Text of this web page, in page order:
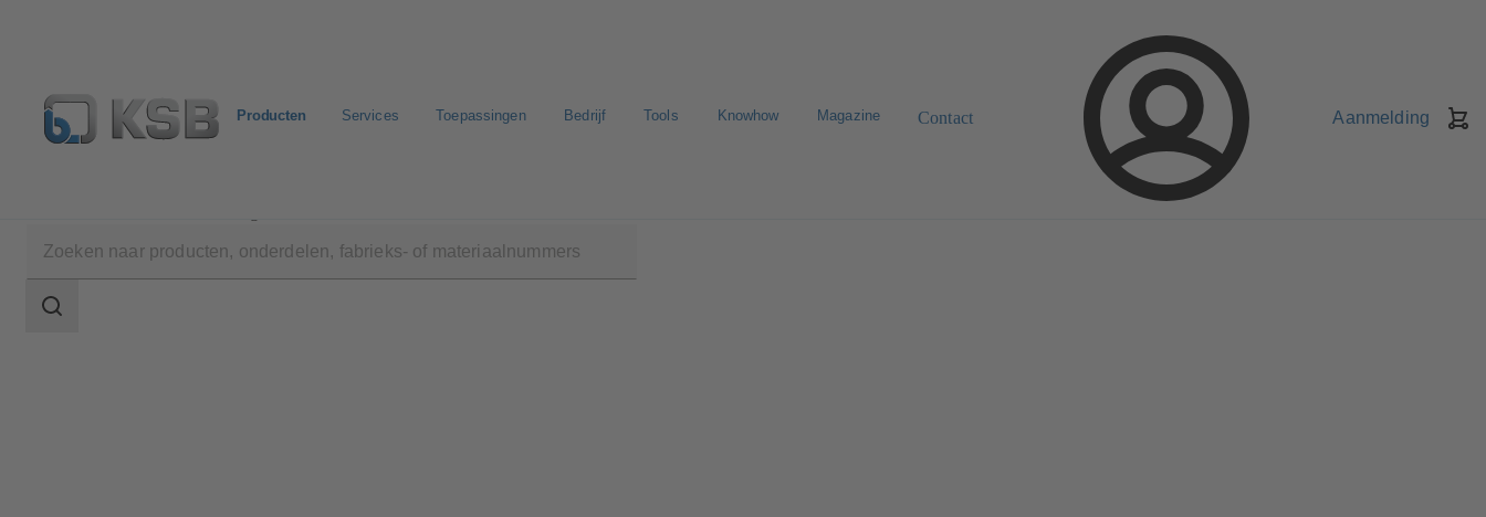
Producten Services Toepassingen Bedrijf Tools Knowhow Magazine Contact Aanmelding
Zoekgebied